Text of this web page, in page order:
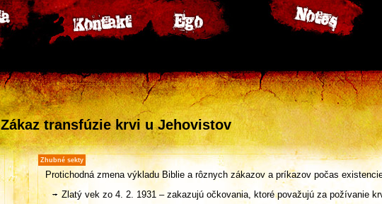
Zákaz transfúzie krvi u Jehovistov
Zhubné sekty
Protichodná zmena výkladu Biblie a rôznych zákazov a príkazov počas
Zlatý vek zo 4. 2. 1931 – zakazujú očkovania, ktoré považujú za požívanie